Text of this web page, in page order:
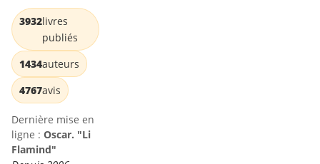
3932livres
publiés
1434auteurs
4767avis
Dernière mise en
ligne : Oscar. "Li
Flamind"